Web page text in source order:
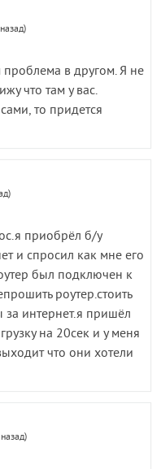
в другом. Я не
что там у вас.
то придется
приобрёл б/у
и спросил как мне его
был подключен к
роутер.стоить
за интернет.я пришёл
на 20сек и у меня
что они хотели